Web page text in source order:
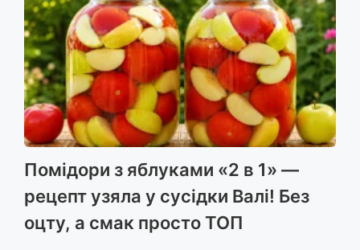
Помідори з яблуками «2 в 1» —
рецепт узяла у сусідки Валі! Без
оцту, а смак просто ТОП